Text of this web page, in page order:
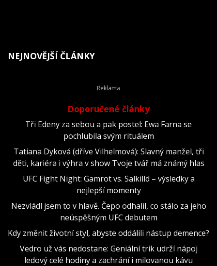
NEJNOVĚJŠÍ ČLÁNKY
Doporučené články
Tři Edeny za sebou a pak postel: Ewa Farna se
pochlubila svým rituálem
Tatiana Dyková (dříve Vilhelmová): Slavný manžel, tři
děti, kariéra i výhra v show Tvoje tvář má známý hlas
UFC Fight Night: Gamrot vs. Salkilld – výsledky a
nejlepší momenty
Nezvládl jsem to v hlavě. Čepo odhalil, co stálo za jeho
neúspěšným UFC debutem
Kdy změnit životní styl, abyste oddálili nástup demence?
Vedro už vás nedostane: Geniální trik udrží nápoj
ledový celé hodiny a zachrání i milovanou kávu